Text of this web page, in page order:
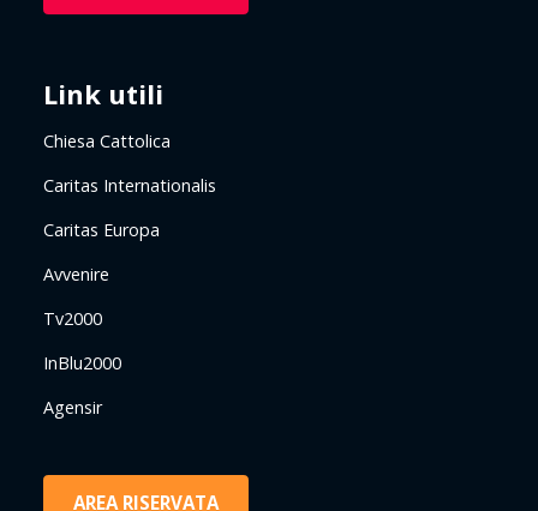
Link utili
Chiesa Cattolica
Caritas Internationalis
Caritas Europa
Avvenire
Tv2000
InBlu2000
Agensir
AREA RISERVATA